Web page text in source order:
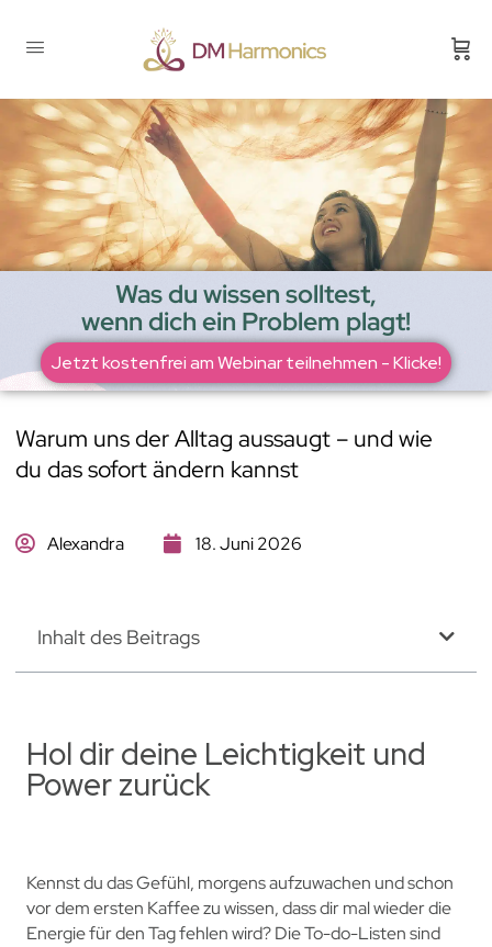
Was du wissen solltest,
wenn dich ein Problem plagt!
Jetzt kostenfrei am Webinar teilnehmen - Klicke!
Warum uns der Alltag aussaugt – und wie
du das sofort ändern kannst
Alexandra 18. Juni 2026
Inhalt des Beitrags
Hol dir deine Leichtigkeit und
Power zurück
Kennst du das Gefühl, morgens aufzuwachen und schon
vor dem ersten Kaffee zu wissen, dass dir mal wieder die
Energie für den Tag fehlen wird? Die To-do-Listen sind